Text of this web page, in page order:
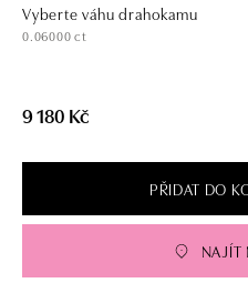
Vyberte váhu drahokamu
0.06000 ct
9 180 Kč
PŘIDAT DO
NAJÍT